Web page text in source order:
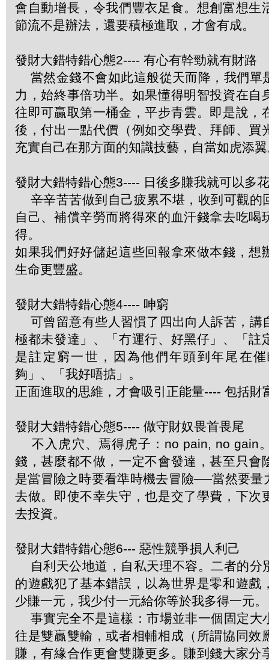
會自動增長，令我們豐衣足食。想創富想生
節流不是辦法，還要積極進取，才會有成。
發財大錯特錯心態2---- 有心有幹勁就有財路
當然金錢不會如此這般從天而降，我們單
力，始終事倍功半。如果懂得明智投資在自
往即可贏取第一桶金，平步青雲。即是說，
後，付出一點代價（例如交學費、拜師、買
充實自己在那方面的知識技藝，自當如虎添
發財大錯特錯心態3---- 日後多賺我就可以多
辛辛苦苦做到自己疲累不堪，收到可觀的
自己、補償辛勞而將得來的血汗錢拿去吃喝
得。
如果我們好好儲起這些回報拿來做本錢，想
生命更豐盛。
發財大錯特錯心態4---- 呻窮
可曾留意有些人習慣了四出向人訴苦，講
極都未發達」、「冇運行、好黑仔」、「註
是註定窮一世，因為他們年頭到年尾在
夠」、「我好唔掂」。
正面進取的思維，才會吸引正能量---- 包括財
發財大錯特錯心態5---- 做守財奴畏首畏尾
不入虎穴、焉得虎子：no pain, no gain
錢，甚麼都不做，一定不會發達，甚至只會
是當冒險之時要看準時機去冒險──當然要量
去做。即使不幸失守，也是交了學費，下次
去投資。
發財大錯特錯心態6--- 惡性競爭損人利己
自利天公地道，自私天理不容。二者的分
的遊戲犯了基本錯誤，以為世界是零和遊戲
少賺一元，我少付一元給你等於我多得一元。
事實完全不是這樣：市場並非一個固定大
往是雙贏雙輸，或者相輔相成（所謂協同效
賺，有緣合作更會雙賺更多。賺到錢大家分